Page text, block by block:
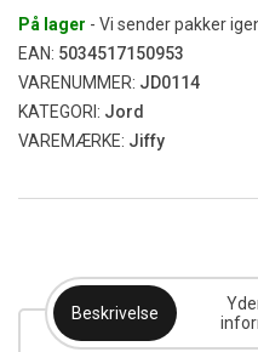
antal
På lager - Vi sender pakker
EAN: 5034517150953
VARENUMMER: JD0114
KATEGORI: Jord
VAREMÆRKE: Jiffy
Beskrivelse